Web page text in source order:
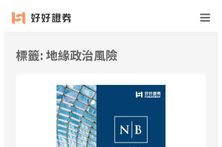
跳
至
標籤: 地緣政治風險